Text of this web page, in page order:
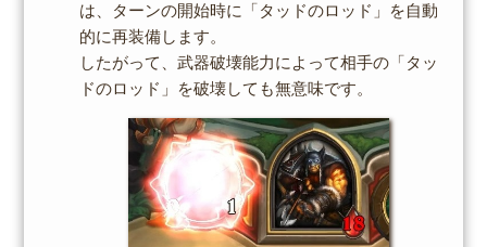
は、ターンの開始時に「タッドのロッド」を自動
的に再装備します。
したがって、武器破壊能力によって相手の「タッ
ドのロッド」を破壊しても無意味です。